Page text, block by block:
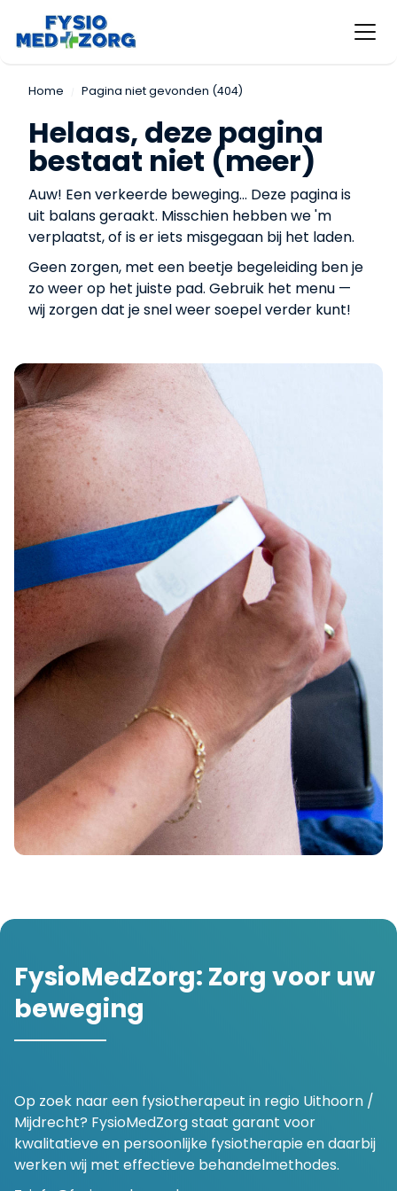
Home Pagina niet gevonden (404)
Helaas, deze pagina
bestaat niet (meer)
Auw! Een verkeerde beweging... Deze pagina is
uit balans geraakt. Misschien hebben we 'm
verplaatst, of is er iets misgegaan bij het laden.
Geen zorgen, met een beetje begeleiding ben je
zo weer op het juiste pad. Gebruik het menu —
wij zorgen dat je snel weer soepel verder kunt!
FysioMedZorg: Zorg voor uw
beweging
Op zoek naar een fysiotherapeut in regio Uithoorn /
Mijdrecht? FysioMedZorg staat garant voor
kwalitatieve en persoonlijke fysiotherapie en daarbij
werken wij met effectieve behandelmethodes.